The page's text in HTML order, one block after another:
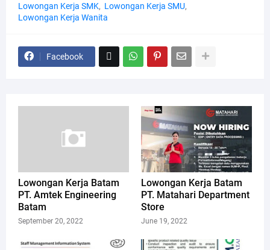
Lowongan Kerja SMK
Lowongan Kerja SMU
Lowongan Kerja Wanita
Facebook
Lowongan Kerja Batam
PT. Amtek Engineering
Batam
September 20, 2022
Lowongan Kerja Batam
PT. Matahari Department
Store
June 19, 2022